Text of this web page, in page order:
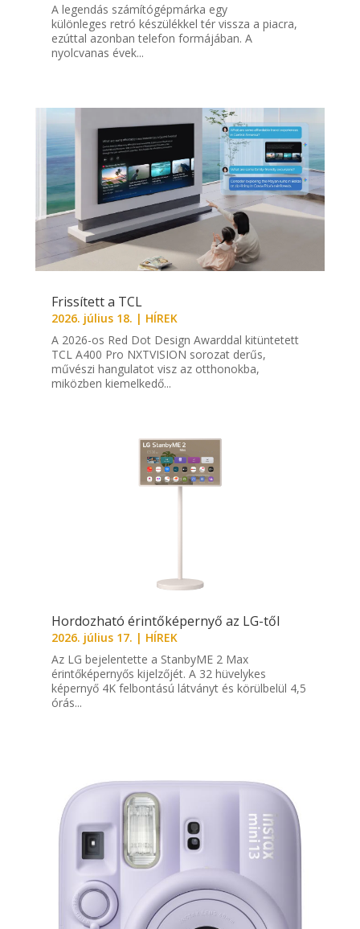
A legendás számítógépmárka egy
különleges retró készülékkel tér vissza a piacra,
ezúttal azonban telefon formájában. A
nyolcvanas évek...
Frissített a TCL
2026. július 18. | HÍREK
A 2026-os Red Dot Design Awarddal kitüntetett
TCL A400 Pro NXTVISION sorozat derűs,
művészi hangulatot visz az otthonokba,
miközben kiemelkedő...
Hordozható érintőképernyő az LG-től
2026. július 17. | HÍREK
Az LG bejelentette a StanbyME 2 Max
érintőképernyős kijelzőjét. A 32 hüvelykes
képernyő 4K felbontású látványt és körülbelül 4,5
órás...